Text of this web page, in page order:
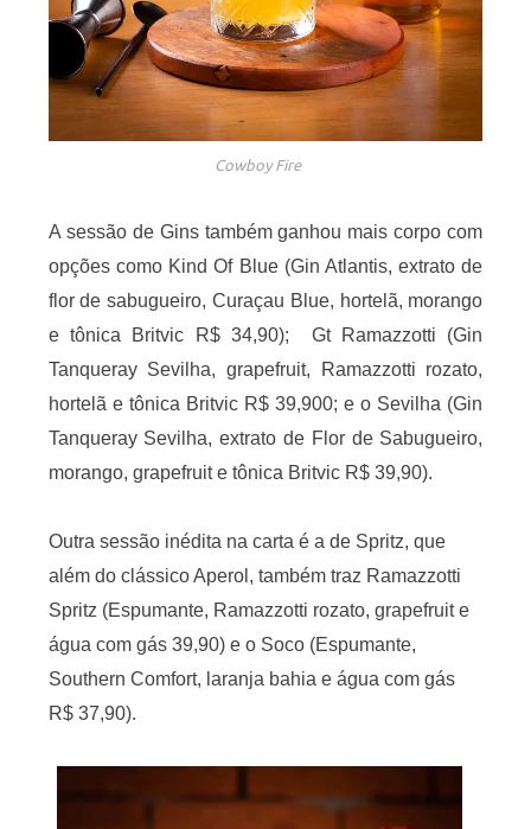
Cowboy Fire
A sessão de Gins também ganhou mais corpo com
opções como Kind Of Blue (Gin Atlantis, extrato de
flor de sabugueiro, Curaçau Blue, hortelã, morango
e tônica Britvic R$ 34,90); Gt Ramazzotti (Gin
Tanqueray Sevilha, grapefruit, Ramazzotti rozato,
hortelã e tônica Britvic R$ 39,900; e o Sevilha (Gin
Tanqueray Sevilha, extrato de Flor de Sabugueiro,
morango, grapefruit e tônica Britvic R$ 39,90).
Outra sessão inédita na carta é a de Spritz, que
além do clássico Aperol, também traz Ramazzotti
Spritz (Espumante, Ramazzotti rozato, grapefruit e
água com gás 39,90) e o Soco (Espumante,
Southern Comfort, laranja bahia e água com gás
R$ 37,90).